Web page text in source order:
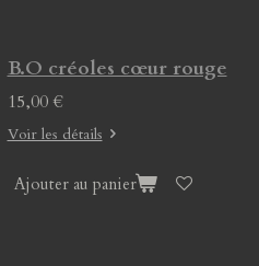
B.O créoles cœur rouge
15,00 €
Voir les détails
Ajouter au panier